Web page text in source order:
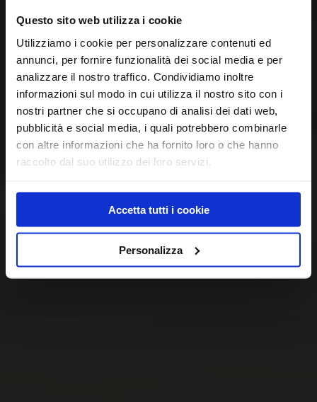
Questo sito web utilizza i cookie
Utilizziamo i cookie per personalizzare contenuti ed
annunci, per fornire funzionalità dei social media e per
analizzare il nostro traffico. Condividiamo inoltre
informazioni sul modo in cui utilizza il nostro sito con i
nostri partner che si occupano di analisi dei dati web,
pubblicità e social media, i quali potrebbero combinarle
con altre informazioni che ha fornito loro o che hanno
raccolto dal suo utilizzo dei loro servizi.
Accetta tutti i cookie
Personalizza